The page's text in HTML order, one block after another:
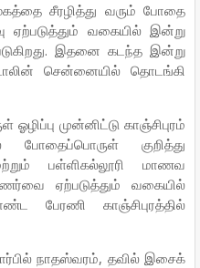
சீரழித்து வரும் போதை
ஏற்படுத்தும் வகையில் இன்று
இதனை கடந்த இன்று
சென்னையில் தொடங்கி
முன்னிட்டு காஞ்சிபுரம்
போதைப்பொருள் குறித்து
பள்ளிகல்லூரி மாணவ
ஏற்படுத்தும் வகையில்
பேரணி காஞ்சிபுரத்தில்
நாதஸ்வரம், தவில் இசைக்